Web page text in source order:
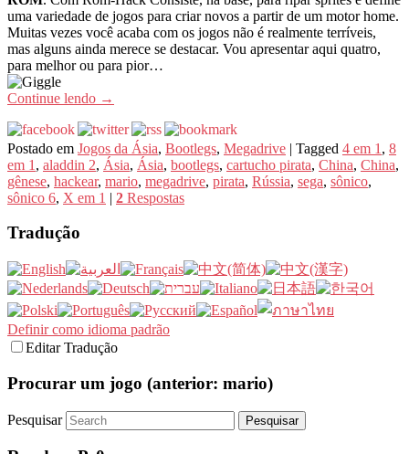
uma variedade de jogos para criar novos a partir de um motor home.
Muitas vezes você acaba com os jogos não é realmente terríveis,
mas alguns ainda merece se destacar. Vou apresentar aqui quatro,
para melhor ou para pior…
Continue lendo →
Postado em Jogos da Ásia, Bootlegs, Megadrive | Tagged 4 em 1 , 8
em 1 , aladdin 2, Ásia, Ásia, bootlegs, cartucho pirata, China, China,
gênese, hackear, mario, megadrive, pirata, Rússia, sega, sônico,
sônico 6, X em 1 | 2 Respostas
Tradução
Definir como idioma padrão
Editar Tradução
Procurar um jogo (anterior: mario)
Pesquisar